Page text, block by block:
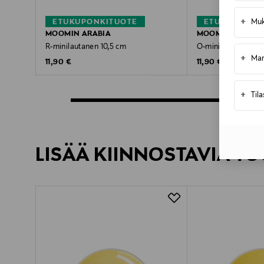
+
+
+
ETUKUPONKITUOTE
MOOMIN ARABIA
R-minilautanen 10,5 cm
Original Price
11,90 €
MOOMIN ARABIA
O-minilautanen
Original Price
11,90 €
LISÄÄ KIINNOSTAVIA